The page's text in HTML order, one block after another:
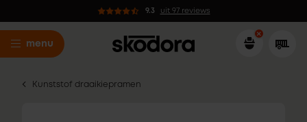
9.3 uit 97 reviews
menu
Kunststof draaikiepramen